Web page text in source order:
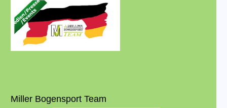
Miller Bogensport Team